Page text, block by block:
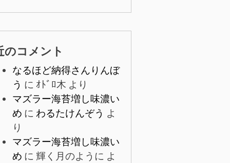
のコメント
なるほど納得さんりんぼ
う に ｵﾄﾞﾛ木 より
マズラー海苔増し味濃い
め に わるたけんぞう よ
り
マズラー海苔増し味濃い
め に 輝く月のように よ